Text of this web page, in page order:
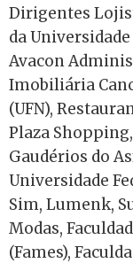
Dirigentes
da
Avacon
Imobiliária
(UFN),
Plaza
Gaudérios do
Universidade
Sim, Lumenk,
Modas,
(Fames),